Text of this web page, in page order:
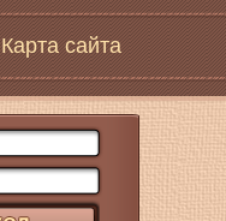
Карта сайта